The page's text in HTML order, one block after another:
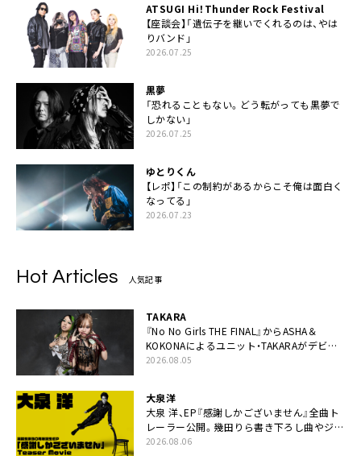
ATSUGI Hi！Thunder Rock Festival
【座談会】「遺伝子を継いでくれるのは、やは
りバンド」
2026.07.25
黒夢
「恐れることもない。どう転がっても黒夢で
しかない」
2026.07.25
ゆとりくん
【レポ】「この制約があるからこそ俺は面白く
なってる」
2026.07.23
Hot Articles 人気記事
TAKARA
『No No Girls THE FINAL』からASHA＆
KOKONAによるユニット・TAKARAがデビュ
ー
2026.08.05
大泉洋
大泉 洋、EP『感謝しかございません』全曲ト
レーラー公開。幾田りら書き下ろし曲やジャ
ズピアニスト・小曽根真による提供曲のレコ
2026.08.06